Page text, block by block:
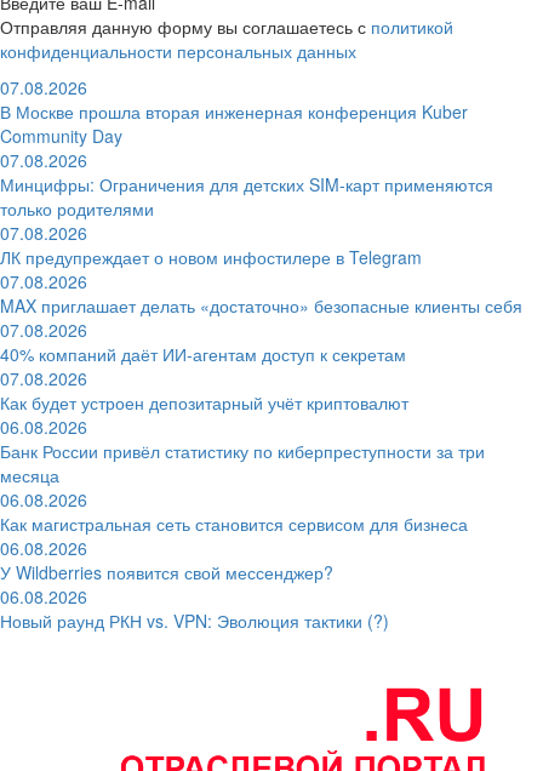
Отправляя данную форму вы соглашаетесь с политикой
конфиденциальности персональных данных
07.08.2026
В Москве прошла вторая инженерная конференция Kuber
Community Day
07.08.2026
Минцифры: Ограничения для детских SIM-карт применяются
только родителями
07.08.2026
ЛК предупреждает о новом инфостилере в Telegram
07.08.2026
MAX приглашает делать «достаточно» безопасные клиенты себя
07.08.2026
40% компаний даёт ИИ‑агентам доступ к секретам
07.08.2026
Как будет устроен депозитарный учёт криптовалют
06.08.2026
Банк России привёл статистику по киберпреступности за три
месяца
06.08.2026
Как магистральная сеть становится сервисом для бизнеса
06.08.2026
У Wildberries появится свой мессенджер?
06.08.2026
Новый раунд РКН vs. VPN: Эволюция тактики (?)